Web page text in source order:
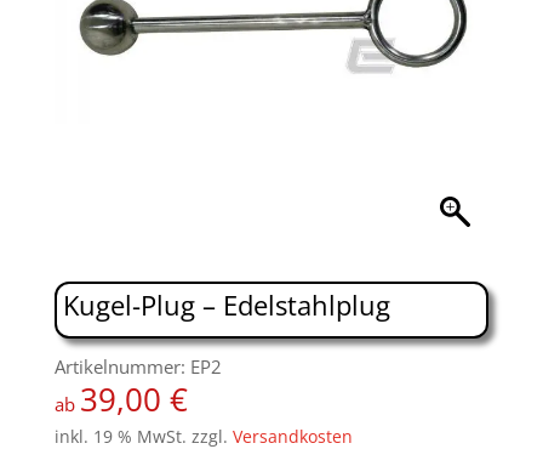
Kugel-Plug – Edelstahlplug
Artikelnummer: EP2
ab 39,00 €
inkl. 19 % MwSt. zzgl. Versandkosten